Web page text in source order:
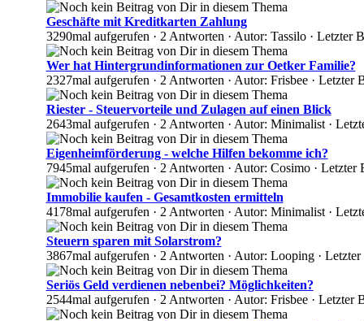
Geschäfte mit Kreditkarten Zahlung
3290mal aufgerufen · 2 Antworten · Autor: Tassilo ·
Wer hat Hintergrundinformationen zur Oetker Familie?
2327mal aufgerufen · 2 Antworten · Autor: Frisbee ·
Riester - Steuervorteile und Zulagen auf einen Blick
2643mal aufgerufen · 2 Antworten · Autor: Minimalist ·
Eigenheimförderung - welche Hilfen bekomme ich?
7945mal aufgerufen · 2 Antworten · Autor: Cosimo ·
Immobilie kaufen - Gesamtkosten ermitteln
4178mal aufgerufen · 2 Antworten · Autor: Minimalist ·
Steuern sparen mit Solarstrom?
3867mal aufgerufen · 2 Antworten · Autor: Looping ·
Seriös Geld verdienen nebenbei? Möglichkeiten?
2544mal aufgerufen · 2 Antworten · Autor: Frisbee ·